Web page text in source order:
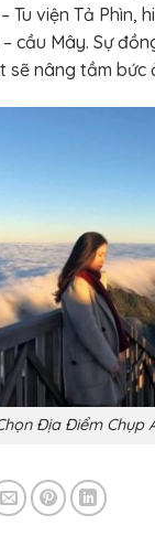
Tu viện Tả Phìn,
cầu Mây. Sự
sẽ nâng tầm bức
Địa Điểm Chụp